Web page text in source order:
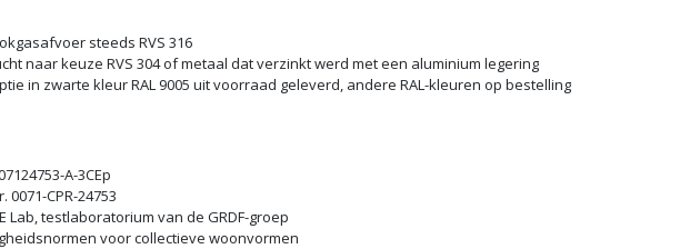
steeds RVS 316
naar keuze RVS 304 of metaal dat verzinkt werd met een aluminium legering
in zwarte kleur RAL 9005 uit voorraad geleverd, andere RAL-kleuren op bestelling
A-3CEp
CPR-24753
Lab, testlaboratorium van de GRDF-groep
voor collectieve woonvormen